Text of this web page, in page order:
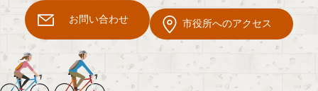
お問い合わせ 市役所へのアクセス